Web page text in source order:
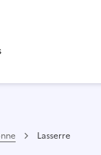
Lasserre